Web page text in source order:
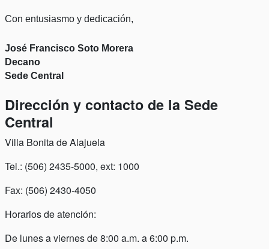
Con entusiasmo y dedicación,
José Francisco Soto Morera
Decano
Sede Central
Dirección y contacto de la Sede
Central
Villa Bonita de Alajuela
Tel.: (506) 2435-5000, ext: 1000
Fax: (506) 2430-4050
Horarios de atención:
De lunes a viernes de 8:00 a.m. a 6:00 p.m.